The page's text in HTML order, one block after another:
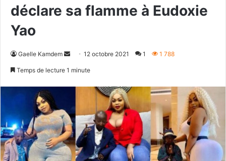
déclare sa flamme à Eudoxie
Yao
Gaelle Kamdem
Envoyer12 octobre 2021 1 1 788
Temps de lecture 1 minute